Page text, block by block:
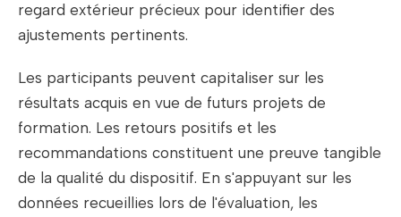
regard extérieur précieux pour identifier des
ajustements pertinents.
Les participants peuvent capitaliser sur les
résultats acquis en vue de futurs projets de
formation. Les retours positifs et les
recommandations constituent une preuve tangible
de la qualité du dispositif. En s'appuyant sur les
données recueillies lors de l'évaluation, les